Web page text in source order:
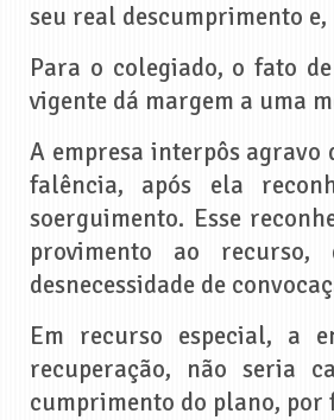
seu real descumprimento
Para o colegiado, o fato
vigente dá margem a uma
A empresa interpôs
falência, após ela
soerguimento. Esse
provimento ao
desnecessidade de
Em recurso especial, a
recuperação, não seria
cumprimento do plano,